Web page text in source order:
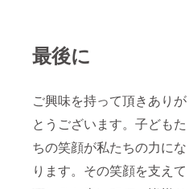
最後に
ご興味を持って頂きありが
とうございます。子どもた
ちの笑顔が私たちの力にな
ります。その笑顔を支えて